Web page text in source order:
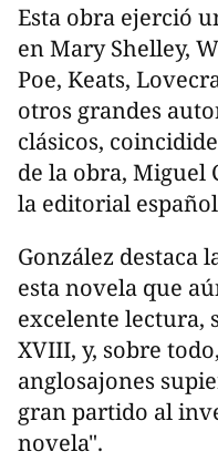
Esta obra ejerció
en Mary Shelley,
Poe, Keats,
otros grandes
clásicos,
de la obra, Miguel
la editorial
González destaca
esta novela que
excelente lectura,
XVIII, y, sobre
anglosajones
gran partido al
novela".